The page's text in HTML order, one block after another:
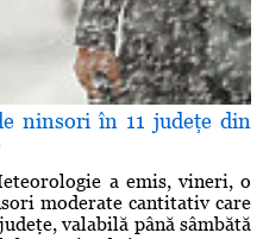
ninsori în 11 judeţe din
a emis, vineri, o
moderate cantitativ care
valabilă până sâmbătă